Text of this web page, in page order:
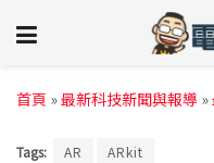
首頁 »最新科技新聞與報導 »
Tags: AR ARkit